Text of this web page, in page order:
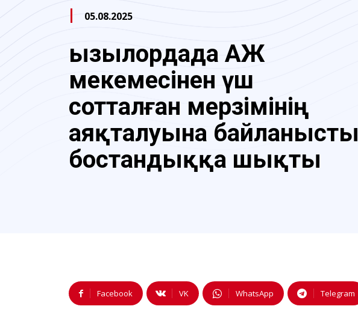
05.08.2025
Қызылордада ҚАЖ
мекемесінен үш
сотталған мерзімінің
аяқталуына байланысты
бостандыққа шықты
Facebook VK WhatsApp Telegram